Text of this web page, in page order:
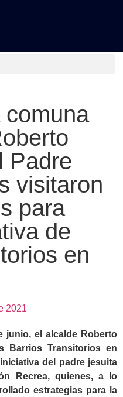
Padre
visitaron
para
de
en
2021
junio, el alcalde Roberto
Barrios Transitorios en
del padre jesuita
Recrea, quienes, a lo
estrategias para la